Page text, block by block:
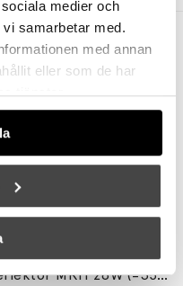
medier och
samarbetar med.
med annan
eller som de har
tjänster.
även
Reflektor MR11 28W (=35W) GU10